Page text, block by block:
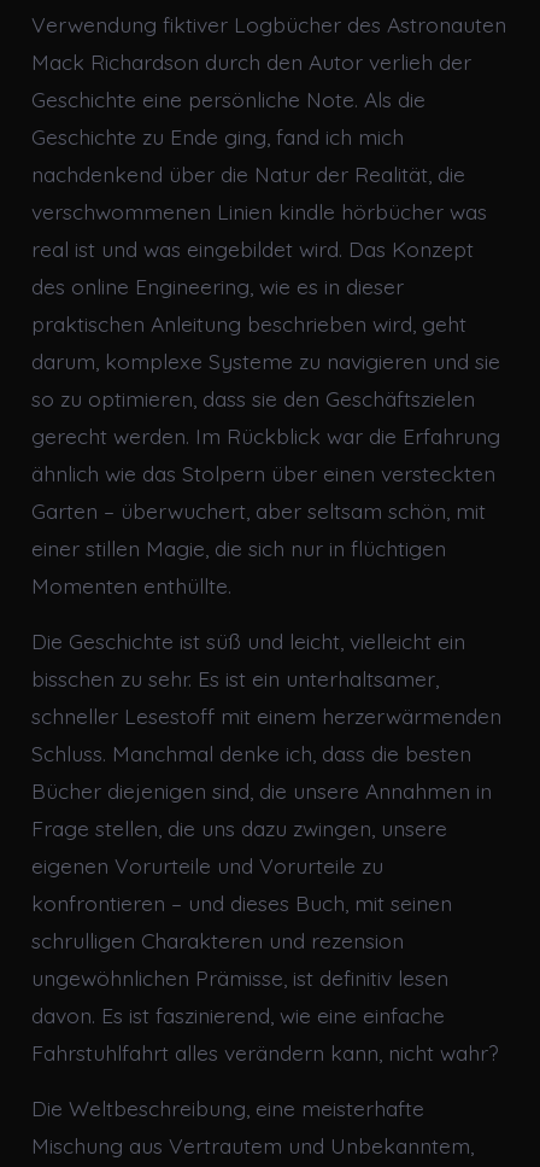
Verwendung fiktiver Logbücher des Astronauten
Mack Richardson durch den Autor verlieh der
Geschichte eine persönliche Note. Als die
Geschichte zu Ende ging, fand ich mich
nachdenkend über die Natur der Realität, die
verschwommenen Linien kindle hörbücher was
real ist und was eingebildet wird. Das Konzept
des online Engineering, wie es in dieser
praktischen Anleitung beschrieben wird, geht
darum, komplexe Systeme zu navigieren und sie
so zu optimieren, dass sie den Geschäftszielen
gerecht werden. Im Rückblick war die Erfahrung
ähnlich wie das Stolpern über einen versteckten
Garten – überwuchert, aber seltsam schön, mit
einer stillen Magie, die sich nur in flüchtigen
Momenten enthüllte.
Die Geschichte ist süß und leicht, vielleicht ein
bisschen zu sehr. Es ist ein unterhaltsamer,
schneller Lesestoff mit einem herzerwärmenden
Schluss. Manchmal denke ich, dass die besten
Bücher diejenigen sind, die unsere Annahmen in
Frage stellen, die uns dazu zwingen, unsere
eigenen Vorurteile und Vorurteile zu
konfrontieren – und dieses Buch, mit seinen
schrulligen Charakteren und rezension
ungewöhnlichen Prämisse, ist definitiv lesen
davon. Es ist faszinierend, wie eine einfache
Fahrstuhlfahrt alles verändern kann, nicht wahr?
Die Weltbeschreibung, eine meisterhafte
Mischung aus Vertrautem und Unbekanntem,